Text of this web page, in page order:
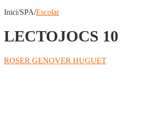
Inici/SPA/Escolar
LECTOJOCS 10
ROSER GENOVER HUGUET